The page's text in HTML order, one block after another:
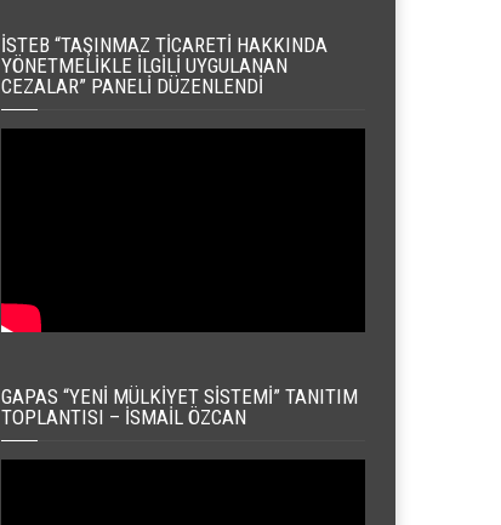
İSTEB “TAŞINMAZ TICARETI HAKKINDA
YÖNETMELIKLE İLGILI UYGULANAN
CEZALAR” PANELI DÜZENLENDI
GAPAS “YENI MÜLKIYET SISTEMI” TANITIM
TOPLANTISI – İSMAIL ÖZCAN